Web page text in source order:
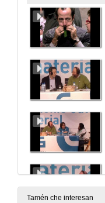
Tamén che interesan